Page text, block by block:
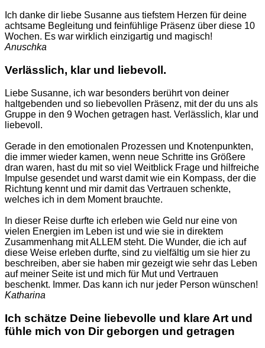
Ich danke dir liebe Susanne aus tiefstem Herzen für deine
achtsame Begleitung und feinfühlige Präsenz über diese 10
Wochen. Es war wirklich einzigartig und magisch!
Anuschka
Verlässlich, klar und liebevoll.
Liebe Susanne, ich war besonders berührt von deiner
haltgebenden und so liebevollen Präsenz, mit der du uns als
Gruppe in den 9 Wochen getragen hast. Verlässlich, klar und
liebevoll.
Gerade in den emotionalen Prozessen und Knotenpunkten,
die immer wieder kamen, wenn neue Schritte ins Größere
dran waren, hast du mit so viel Weitblick Frage und hilfreiche
Impulse gesendet und warst damit wie ein Kompass, der die
Richtung kennt und mir damit das Vertrauen schenkte,
welches ich in dem Moment brauchte.
In dieser Reise durfte ich erleben wie Geld nur eine von
vielen Energien im Leben ist und wie sie in direktem
Zusammenhang mit ALLEM steht. Die Wunder, die ich auf
diese Weise erleben durfte, sind zu vielfältig um sie hier zu
beschreiben, aber sie haben mir gezeigt wie sehr das Leben
auf meiner Seite ist und mich für Mut und Vertrauen
beschenkt. Immer. Das kann ich nur jeder Person wünschen!
Katharina
Ich schätze Deine liebevolle und klare Art und
fühle mich von Dir geborgen und getragen